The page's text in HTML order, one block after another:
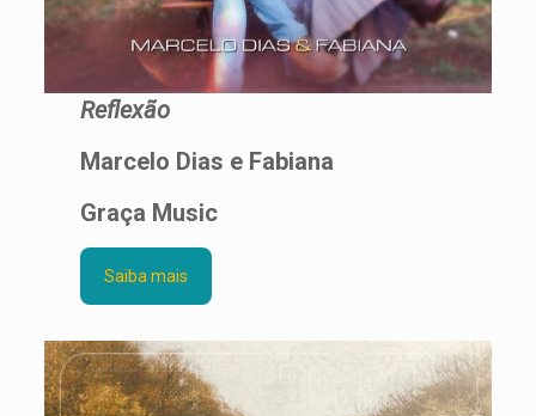
Reflexão
Marcelo Dias e Fabiana
Graça Music
Saiba mais